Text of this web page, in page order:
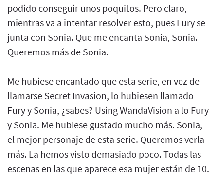
podido conseguir unos poquitos. Pero claro,
mientras va a intentar resolver esto, pues Fury se
junta con Sonia. Que me encanta Sonia, Sonia.
Queremos más de Sonia.
Me hubiese encantado que esta serie, en vez de
llamarse Secret Invasion, lo hubiesen llamado
Fury y Sonia, ¿sabes? Using WandaVision a lo Fury
y Sonia. Me hubiese gustado mucho más. Sonia,
el mejor personaje de esta serie. Queremos verla
más. La hemos visto demasiado poco. Todas las
escenas en las que aparece esa mujer están de 10.